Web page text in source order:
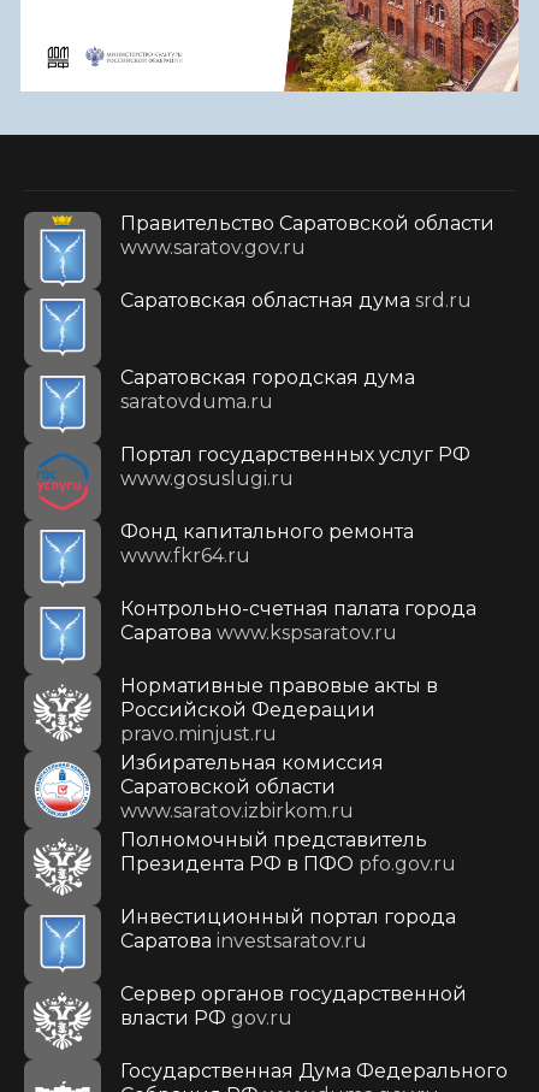
Правительство Саратовской области
www.saratov.gov.ru
Саратовская областная дума srd.ru
Саратовская городская дума
saratovduma.ru
Портал государственных услуг РФ
www.gosuslugi.ru
Фонд капитального ремонта
www.fkr64.ru
Контрольно-счетная палата города
Саратова www.kspsaratov.ru
Нормативные правовые акты в
Российской Федерации
pravo.minjust.ru
Избирательная комиссия
Саратовской области
www.saratov.izbirkom.ru
Полномочный представитель
Президента РФ в ПФО pfo.gov.ru
Инвестиционный портал города
Саратова investsaratov.ru
Сервер органов государственной
власти РФ gov.ru
Государственная Дума Федерального